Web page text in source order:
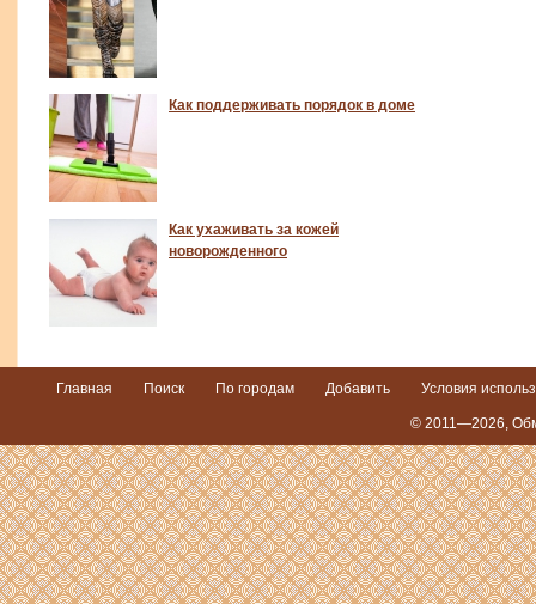
Как поддерживать порядок в доме
Как ухаживать за кожей
новорожденного
Главная Поиск По городам Добавить Условия
© 2011—2026,